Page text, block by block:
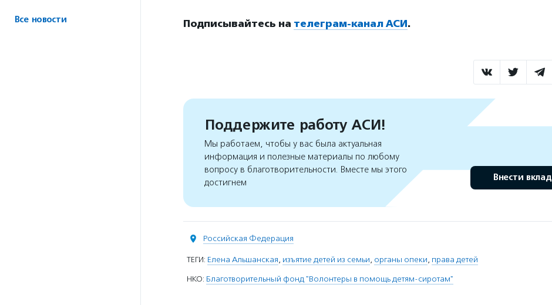
Все новости Подписывайтесь на телеграм-канал АСИ.
Поддержите работу АСИ!
Мы работаем, чтобы у вас была актуальная
информация и полезные материалы по любому
вопросу в благотворительности. Вместе мы этого
достигнем
Внести вклад
Российская Федерация
ТЕГИ: Елена Альшанская, изъятие детей из семьи, органы опеки, права детей
НКО: Благотворительный фонд "Волонтеры в помощь детям-сиротам"